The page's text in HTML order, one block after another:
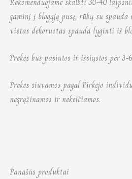
gaminį į blogąją pusę, rūbų su
vietas dekoruotas spauda lyginti iš
Prekės bus pasiūtos ir išsiųstos per 3-
Prekės siuvamos pagal Pirkėjo
negrąžinamos ir nekeičiamos.
Panašūs produktai